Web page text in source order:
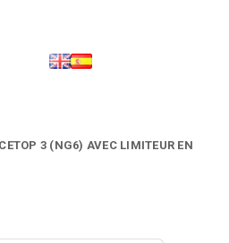
3 (NG6) AVEC LIMITEUR EN